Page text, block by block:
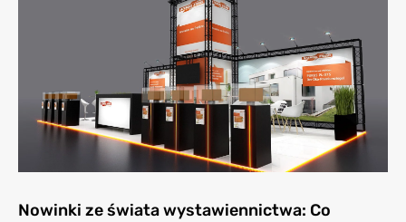
Nowinki ze świata wystawiennictwa: Co